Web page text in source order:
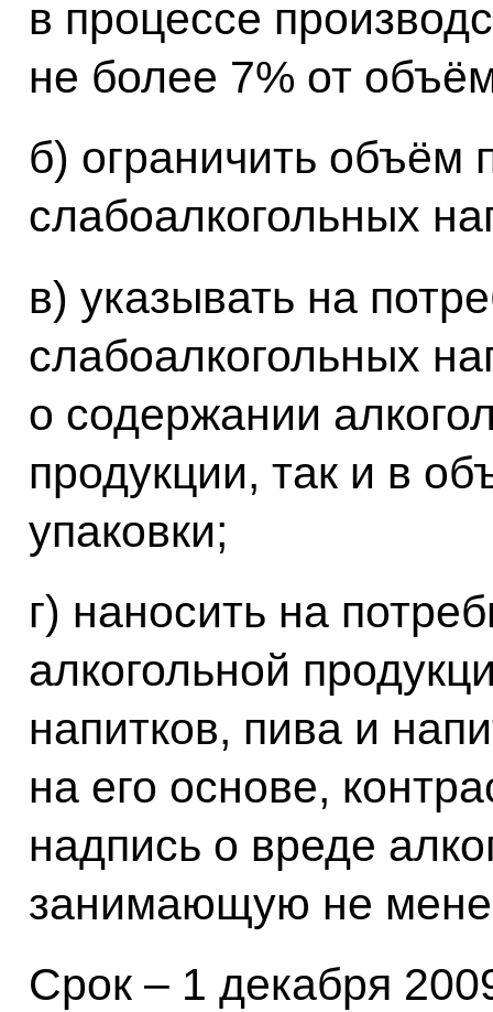
в процессе
не более 7% от
б) ограничить объём
слабоалкогольных
в) указывать на
слабоалкогольных
о содержании
продукции, так и в
упаковки;
г) наносить на
алкогольной
напитков, пива и
на его основе,
надпись о вреде
занимающую не
Срок – 1 декабря